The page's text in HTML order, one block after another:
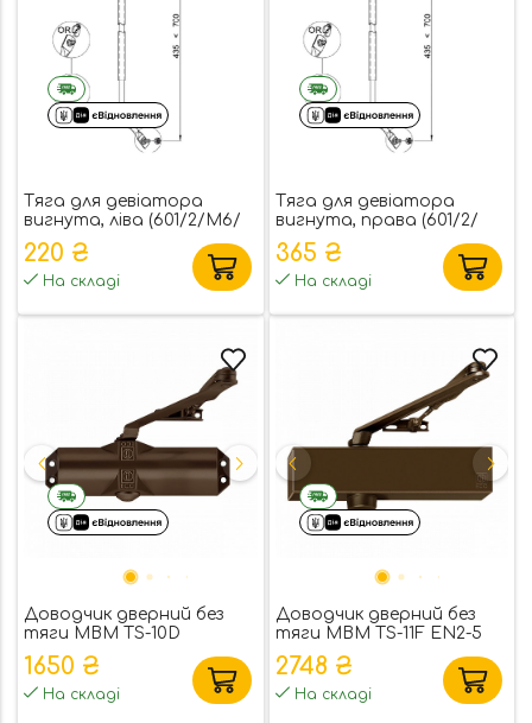
Тяга для девіатора
вигнута, ліва (601/2/М6/
В/D)
220 ₴
На складі
Тяга для девіатора
вигнута, права (601/2/
М6/В/S)
365 ₴
На складі
Доводчик дверний без
тяги MBM TS-10D
EN2/3/4
1650 ₴
На складі
Доводчик дверний без
тяги MBM TS-11F EN2-5
2748 ₴
На складі